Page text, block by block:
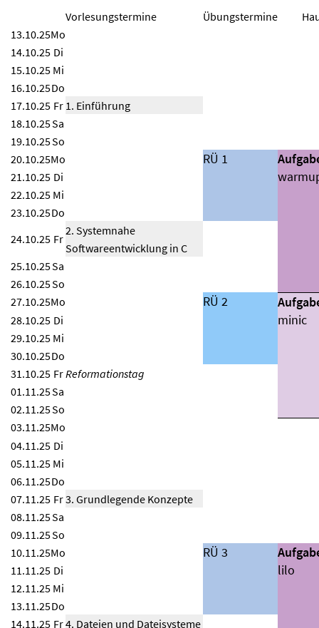
Vorlesungstermine Übungstermine
13.10.25Mo
14.10.25 Di
15.10.25 Mi
16.10.25Do
17.10.25 Fr 1. Einführung
18.10.25Sa
19.10.25So
20.10.25Mo RÜ 1
21.10.25 Di
22.10.25 Mi
23.10.25Do
24.10.25 Fr
2. Systemnahe
Softwareentwicklung in C
25.10.25Sa
26.10.25So
27.10.25Mo RÜ 2
28.10.25 Di minic
29.10.25 Mi
30.10.25Do
31.10.25 FrReformationstag
01.11.25Sa
02.11.25So
03.11.25Mo
04.11.25 Di
05.11.25 Mi
06.11.25Do
07.11.25 Fr3. Grundlegende Konzepte
08.11.25Sa
09.11.25So
10.11.25Mo RÜ 3
11.11.25 Di lilo
12.11.25 Mi
13.11.25Do
14.11.25 Fr4. Dateien und Dateisysteme